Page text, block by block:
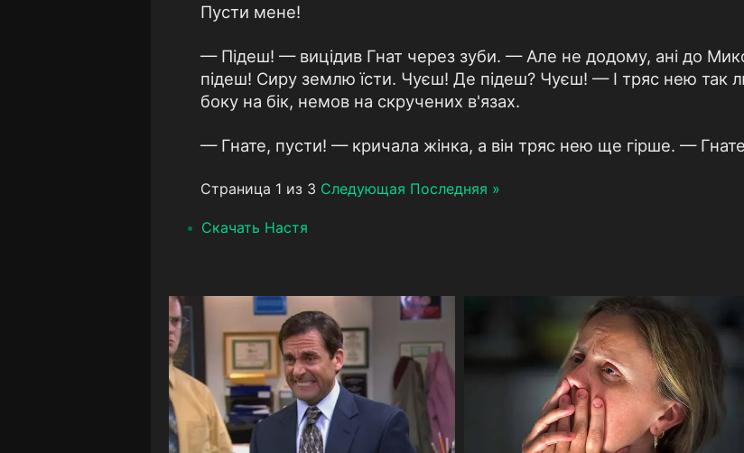
Пусти мене!
— Підеш! — вицідив Гнат через зуби. — Але не додому, ані до
підеш! Сиру землю їсти. Чуєш! Де підеш? Чуєш! — І тряс нею так
боку на бік, немов на скручених в'язах.
— Гнате, пусти! — кричала жінка, а він тряс нею ще гірше. —
Страница 1 из 3 Следующая Последняя »
Скачать Настя